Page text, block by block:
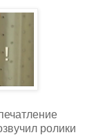
ролики